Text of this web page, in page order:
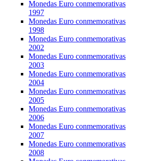
Monedas Euro conmemorativas
1997
Monedas Euro conmemorativas
1998
Monedas Euro conmemorativas
2002
Monedas Euro conmemorativas
2003
Monedas Euro conmemorativas
2004
Monedas Euro conmemorativas
2005
Monedas Euro conmemorativas
2006
Monedas Euro conmemorativas
2007
Monedas Euro conmemorativas
2008